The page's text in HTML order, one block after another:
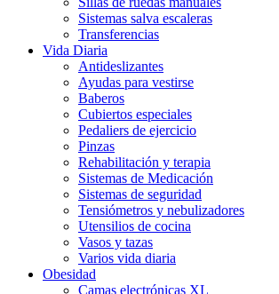
Sistemas salva escaleras
Transferencias
Vida Diaria
Antideslizantes
Ayudas para vestirse
Baberos
Cubiertos especiales
Pedaliers de ejercicio
Pinzas
Rehabilitación y terapia
Sistemas de Medicación
Sistemas de seguridad
Tensiómetros y nebulizadores
Utensilios de cocina
Vasos y tazas
Varios vida diaria
Obesidad
Camas electrónicas XL